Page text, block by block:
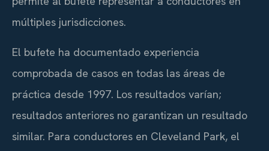
múltiples jurisdicciones.
El bufete ha documentado experiencia
comprobada de casos en todas las áreas de
práctica desde 1997. Los resultados varían;
resultados anteriores no garantizan un resultado
similar. Para conductores en Cleveland Park, el